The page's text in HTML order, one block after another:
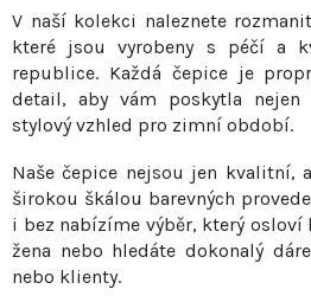
a
c
í
p
v
k
y
v
k
o
v
á
n
í
V naší kolekci naleznete
které jsou vyrobeny s péčí a
republice. Každá čepice je
detail, aby vám poskytla
stylový vzhled pro zimní období.
Naše čepice nejsou jen kvalitní,
širokou škálou barevných
i bez nabízíme výběr, který osloví
žena nebo hledáte dokonalý
nebo klienty.